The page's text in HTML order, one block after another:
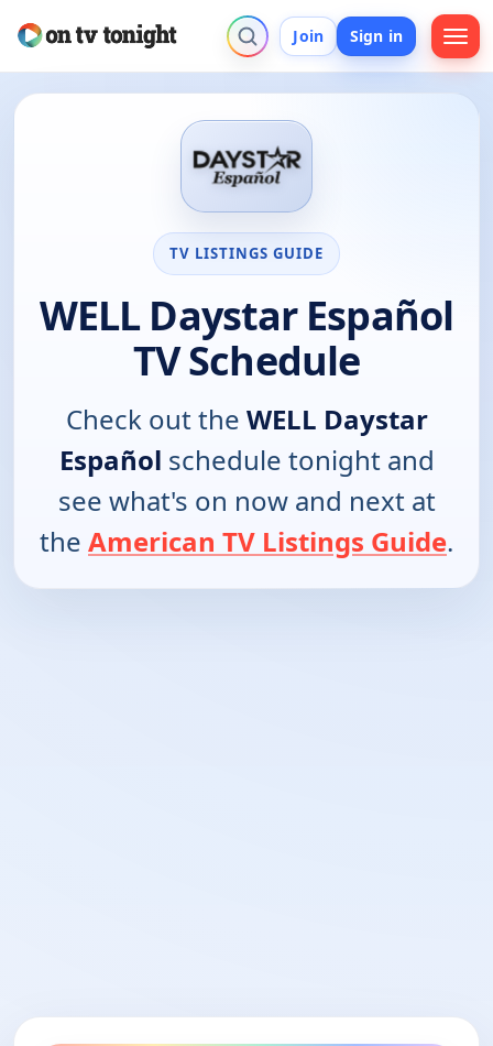
Join Sign in
TV LISTINGS GUIDE
WELL Daystar Español
TV Schedule
Check out the WELL Daystar
Español schedule tonight and
see what's on now and next at
the American TV Listings Guide.